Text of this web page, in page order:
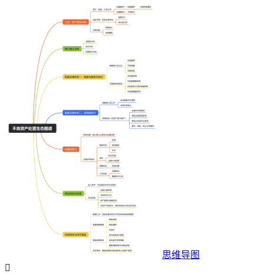
思维导图
